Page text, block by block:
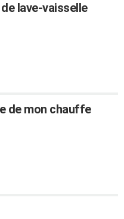
lave-vaisselle
de mon chauffe